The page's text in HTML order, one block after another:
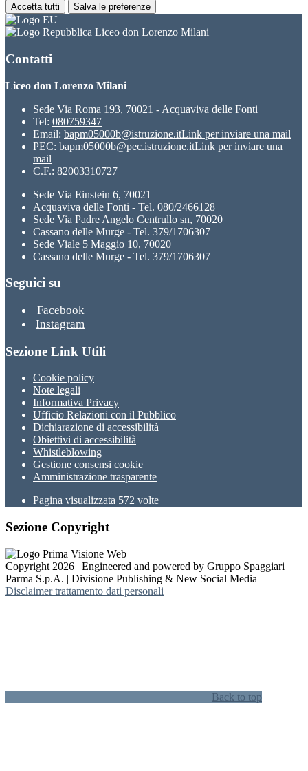
Accetta tutti Salva le preferenze
Liceo don Lorenzo Milani
Contatti
Liceo don Lorenzo Milani
Sede Via Roma 193, 70021 - Acquaviva delle Fonti
Tel: 080759347
Email: bapm05000b@istruzione.itLink per inviare una mail
PEC: bapm05000b@pec.istruzione.itLink per inviare una
mail
C.F.: 82003310727
Sede Via Einstein 6, 70021
Acquaviva delle Fonti - Tel. 080/2466128
Sede Via Padre Angelo Centrullo sn, 70020
Cassano delle Murge - Tel. 379/1706307
Sede Viale 5 Maggio 10, 70020
Cassano delle Murge - Tel. 379/1706307
Seguici su
Facebook
Instagram
Sezione Link Utili
Cookie policy
Note legali
Informativa Privacy
Ufficio Relazioni con il Pubblico
Dichiarazione di accessibilità
Obiettivi di accessibilità
Whistleblowing
Gestione consensi cookie
Amministrazione trasparente
Pagina visualizzata 572 volte
Sezione Copyright
Copyright 2026 | Engineered and powered by Gruppo Spaggiari
Parma S.p.A. | Divisione Publishing & New Social Media
Disclaimer trattamento dati personali
Back to top